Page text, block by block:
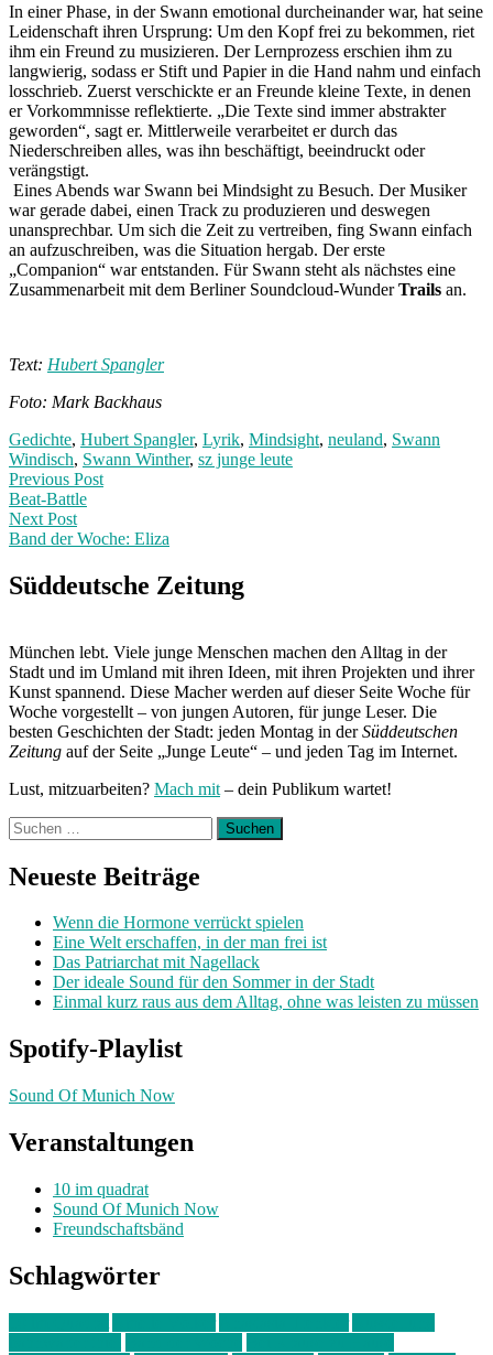
In einer Phase, in der Swann emotional durcheinander war, hat seine
Leidenschaft ihren Ursprung: Um den Kopf frei zu bekommen, riet
ihm ein Freund zu musizieren. Der Lernprozess erschien ihm zu
langwierig, sodass er Stift und Papier in die Hand nahm und einfach
losschrieb. Zuerst verschickte er an Freunde kleine Texte, in denen
er Vorkommnisse reflektierte. „Die Texte sind immer abstrakter
geworden“, sagt er. Mittlerweile verarbeitet er durch das
Niederschreiben alles, was ihn beschäftigt, beeindruckt oder
verängstigt.
Eines Abends war Swann bei Mindsight zu Besuch. Der Musiker
war gerade dabei, einen Track zu produzieren und deswegen
unansprechbar. Um sich die Zeit zu vertreiben, fing Swann einfach
an aufzuschreiben, was die Situation hergab. Der erste
„Companion“ war entstanden. Für Swann steht als nächstes eine
Zusammenarbeit mit dem Berliner Soundcloud-WunderTrails an.
Text: Hubert Spangler
Foto: Mark Backhaus
Gedichte, Hubert Spangler, Lyrik, Mindsight, neuland, Swann
Windisch, Swann Winther, sz junge leute
Post
navigation
Previous PostPrevious
Beat-Battle
Next Post
Band der Woche: Eliza
Post:
Süddeutsche Zeitung
München lebt. Viele junge Menschen machen den Alltag in der
Stadt und im Umland mit ihren Ideen, mit ihren Projekten und ihrer
Kunst spannend. Diese Macher werden auf dieser Seite Woche für
Woche vorgestellt – von jungen Autoren, für junge Leser. Die
besten Geschichten der Stadt: jeden Montag in derSüddeutschen
Zeitung auf der Seite „Junge Leute“ – und jeden Tag im Internet.
Lust, mitzuarbeiten? Mach mit – dein Publikum wartet!
Suchen
nach:
Neueste Beiträge
Wenn die Hormone verrückt spielen
Eine Welt erschaffen, in der man frei ist
Das Patriarchat mit Nagellack
Der ideale Sound für den Sommer in der Stadt
Einmal kurz raus aus dem Alltag, ohne was leisten zu müssen
Spotify-Playlist
Sound Of Munich Now
Veranstaltungen
10 im quadrat
Sound Of Munich Now
Freundschaftsbänd
Schlagwörter